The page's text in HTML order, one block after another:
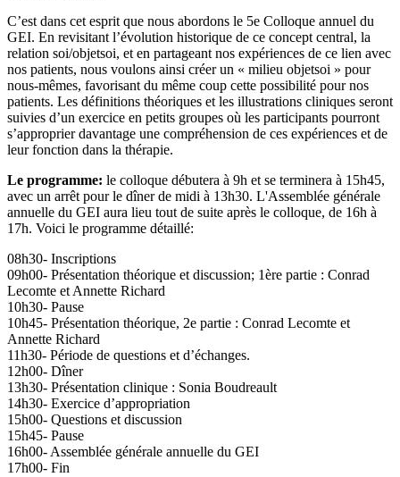
C’est dans cet esprit que nous abordons le 5e Colloque annuel du
GEI. En revisitant l’évolution historique de ce concept central, la
relation soi/objetsoi, et en partageant nos expériences de ce lien avec
nos patients, nous voulons ainsi créer un « milieu objetsoi » pour
nous-mêmes, favorisant du même coup cette possibilité pour nos
patients. Les définitions théoriques et les illustrations cliniques seront
suivies d’un exercice en petits groupes où les participants pourront
s’approprier davantage une compréhension de ces expériences et de
leur fonction dans la thérapie.
Le programme: le colloque débutera à 9h et se terminera à 15h45,
avec un arrêt pour le dîner de midi à 13h30. L'Assemblée générale
annuelle du GEI aura lieu tout de suite après le colloque, de 16h à
17h. Voici le programme détaillé:
08h30- Inscriptions
09h00- Présentation théorique et discussion; 1ère partie : Conrad
Lecomte et Annette Richard
10h30- Pause
10h45- Présentation théorique, 2e partie : Conrad Lecomte et
Annette Richard
11h30- Période de questions et d’échanges.
12h00- Dîner
13h30- Présentation clinique : Sonia Boudreault
14h30- Exercice d’appropriation
15h00- Questions et discussion
15h45- Pause
16h00- Assemblée générale annuelle du GEI
17h00- Fin